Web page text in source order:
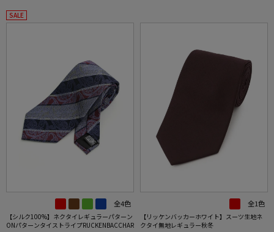
SALE
全4色
【シルク100%】ネクタイレギュラーパターン
ONパターンタイストライプRUCKENBACCHAR
全1色
【リッケンバッカーホワイト】スーツ生地ネ
クタイ無地レギュラー秋冬